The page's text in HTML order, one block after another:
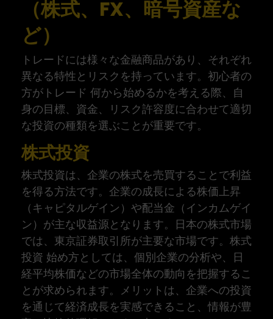
（株式、FX、暗号資産な
ど）
トレードには様々な金融商品があり、それぞれ
異なる特性とリスクを持っています。初心者の
方がトレード 何から始めるかを考える際、自
身の目標、資金、リスク許容度に合わせて適切
な投資の種類を選ぶことが重要です。
株式投資
株式投資は、企業の株式を売買することで利益
を得る方法です。企業の成長による株価上昇
（キャピタルゲイン）や配当金（インカムゲイ
ン）が主な収益源となります。日本の株式市場
では、東京証券取引所が主要な市場です。株式
投資 始め方としては、個別企業の分析や、日
経平均株価などの市場全体の動向を把握するこ
とが求められます。メリットは、企業への投資
を通じて経済成長を実感できること、情報が豊